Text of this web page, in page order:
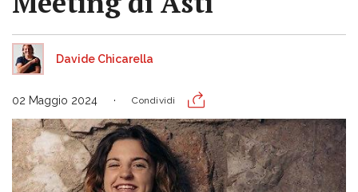
Davide Chicarella
02 Maggio 2024 Condividi